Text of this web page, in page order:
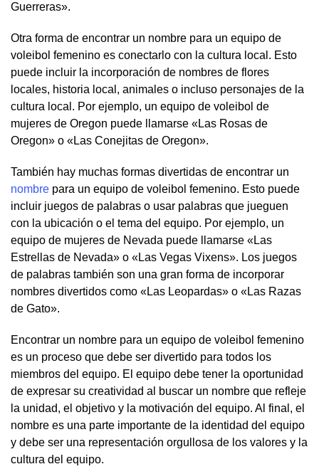
Guerreras».
Otra forma de encontrar un nombre para un equipo de
voleibol femenino es conectarlo con la cultura local. Esto
puede incluir la incorporación de nombres de flores
locales, historia local, animales o incluso personajes de la
cultura local. Por ejemplo, un equipo de voleibol de
mujeres de Oregon puede llamarse «Las Rosas de
Oregon» o «Las Conejitas de Oregon».
También hay muchas formas divertidas de encontrar un
nombre para un equipo de voleibol femenino. Esto puede
incluir juegos de palabras o usar palabras que jueguen
con la ubicación o el tema del equipo. Por ejemplo, un
equipo de mujeres de Nevada puede llamarse «Las
Estrellas de Nevada» o «Las Vegas Vixens». Los juegos
de palabras también son una gran forma de incorporar
nombres divertidos como «Las Leopardas» o «Las Razas
de Gato».
Encontrar un nombre para un equipo de voleibol femenino
es un proceso que debe ser divertido para todos los
miembros del equipo. El equipo debe tener la oportunidad
de expresar su creatividad al buscar un nombre que refleje
la unidad, el objetivo y la motivación del equipo. Al final, el
nombre es una parte importante de la identidad del equipo
y debe ser una representación orgullosa de los valores y la
cultura del equipo.